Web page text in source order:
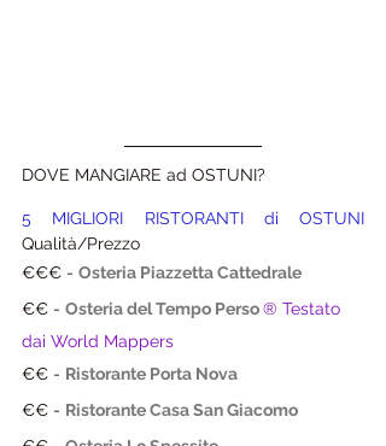
DOVE MANGIARE ad OSTUNI?
Qualità/Prezzo
€€€ - Osteria Piazzetta Cattedrale
€€ - Osteria del Tempo Perso® Testato
dai World Mappers
€€ - Ristorante Porta Nova
€€ - Ristorante Casa San Giacomo